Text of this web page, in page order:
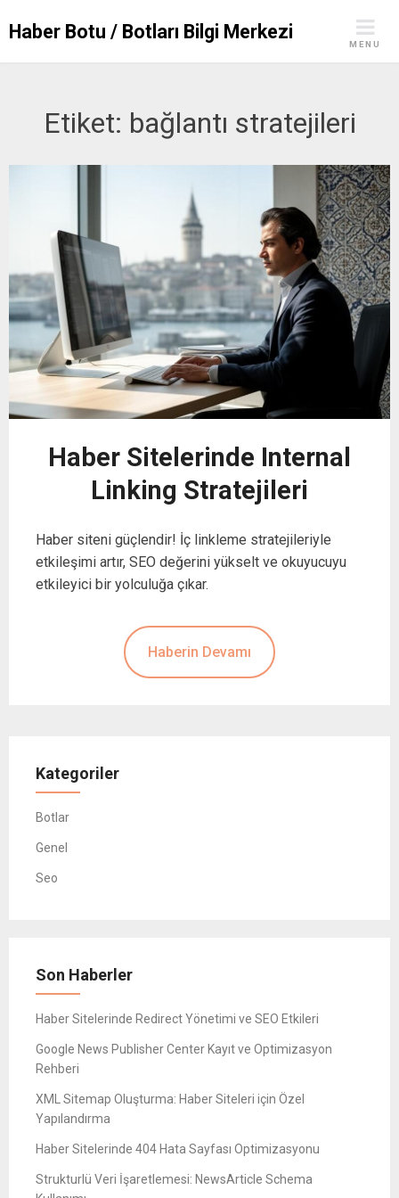
Haber Botu / Botları Bilgi Merkezi
MENU
Etiket: bağlantı stratejileri
Haber Sitelerinde Internal
Linking Stratejileri
Haber siteni güçlendir! İç linkleme stratejileriyle
etkileşimi artır, SEO değerini yükselt ve okuyucuyu
etkileyici bir yolculuğa çıkar.
Haberin Devamı
Kategoriler
Botlar
Genel
Seo
Son Haberler
Haber Sitelerinde Redirect Yönetimi ve SEO Etkileri
Google News Publisher Center Kayıt ve Optimizasyon
Rehberi
XML Sitemap Oluşturma: Haber Siteleri için Özel
Yapılandırma
Haber Sitelerinde 404 Hata Sayfası Optimizasyonu
Strukturlü Veri İşaretlemesi: NewsArticle Schema